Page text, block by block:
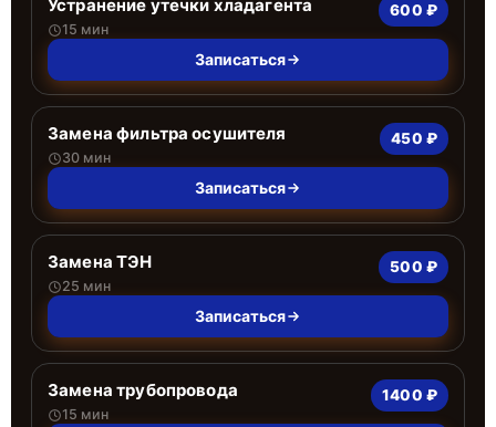
Устранение утечки хладагента
15 мин
600 ₽
Записаться
Замена фильтра осушителя
30 мин
450 ₽
Записаться
Замена ТЭН
25 мин
500 ₽
Записаться
Замена трубопровода
15 мин
1400 ₽